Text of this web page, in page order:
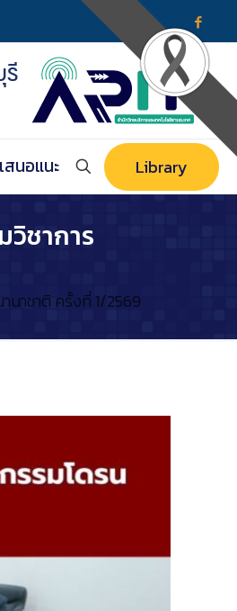
สนอแนะ Library
วิชาการ
นาชาติ ครั้งที่ 1/2569